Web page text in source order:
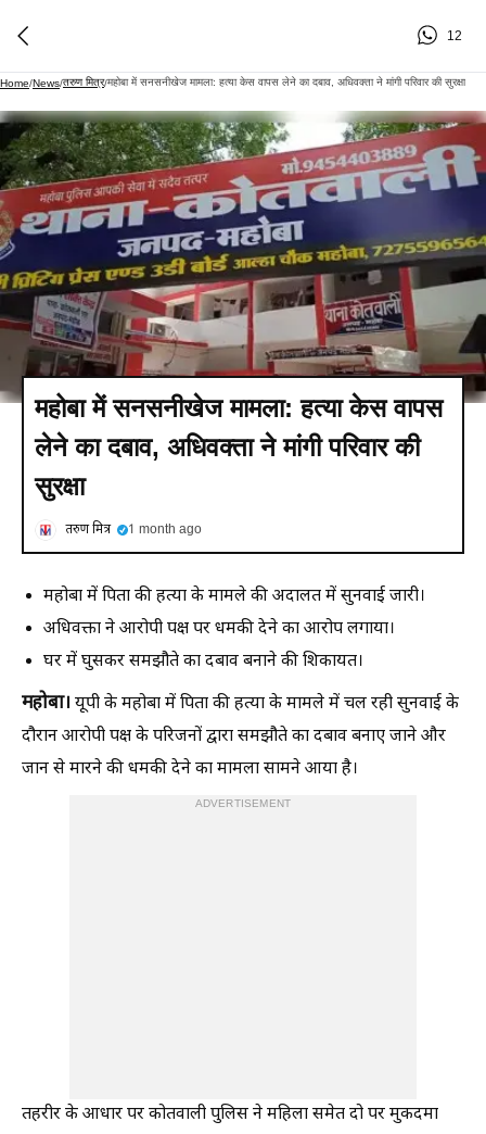
12
Home/News/तरुण मित्र/महोबा में सनसनीखेज मामला: हत्या केस वापस लेने का दबाव, अधिवक्ता ने मांगी परिवार की सुरक्षा
महोबा में सनसनीखेज मामला: हत्या केस वापस
लेने का दबाव, अधिवक्ता ने मांगी परिवार की
सुरक्षा
तरुण मित्र 1 month ago
महोबा में पिता की हत्या के मामले की अदालत में सुनवाई जारी।
अधिवक्ता ने आरोपी पक्ष पर धमकी देने का आरोप लगाया।
घर में घुसकर समझौते का दबाव बनाने की शिकायत।
महोबा। यूपी के महोबा में पिता की हत्या के मामले में चल रही सुनवाई के
दौरान आरोपी पक्ष के परिजनों द्वारा समझौते का दबाव बनाए जाने और
जान से मारने की धमकी देने का मामला सामने आया है।
ADVERTISEMENT
तहरीर के आधार पर कोतवाली पुलिस ने महिला समेत दो पर मुकदमा